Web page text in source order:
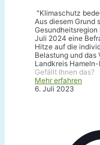
"Klimaschutz
Aus diesem Grund
Juli 2024 eine
Hitze auf die
Belastung und das
Landkreis
Gefällt Ihnen das?
Mehr erfahren
6. Juli 2023